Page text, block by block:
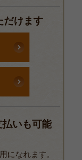
だけます
払いも可能
になれます。